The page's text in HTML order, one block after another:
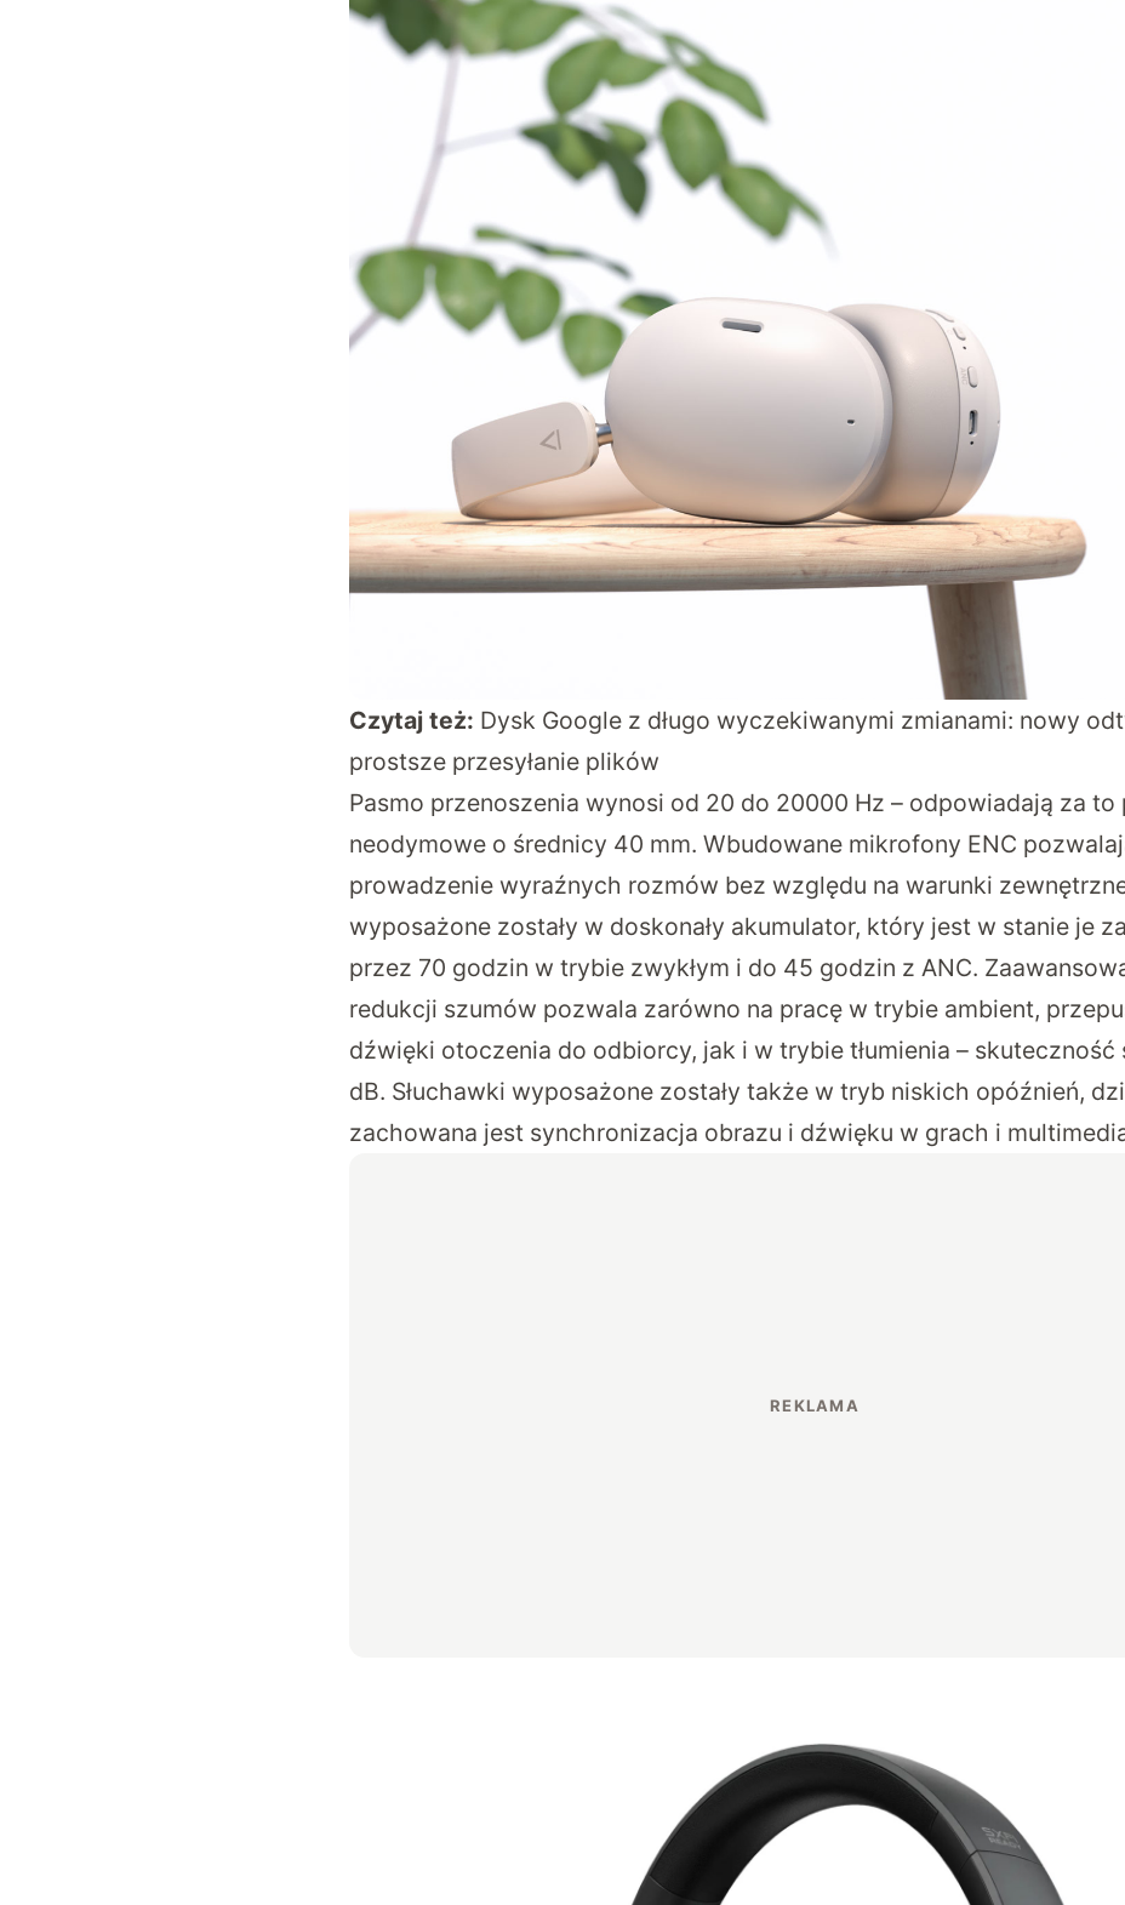
Czytaj też: Dysk Google z długo wyczekiwanymi zmianami: nowy
prostsze przesyłanie plików
Pasmo przenoszenia wynosi od 20 do 20000 Hz – odpowiadają za
neodymowe o średnicy 40 mm. Wbudowane mikrofony ENC
prowadzenie wyraźnych rozmów bez względu na warunki
wyposażone zostały w doskonały akumulator, który jest w stanie je
przez 70 godzin w trybie zwykłym i do 45 godzin z ANC.
redukcji szumów pozwala zarówno na pracę w trybie ambient,
dźwięki otoczenia do odbiorcy, jak i w trybie tłumienia – skuteczność
dB. Słuchawki wyposażone zostały także w tryb niskich opóźnień,
zachowana jest synchronizacja obrazu i dźwięku w grach i